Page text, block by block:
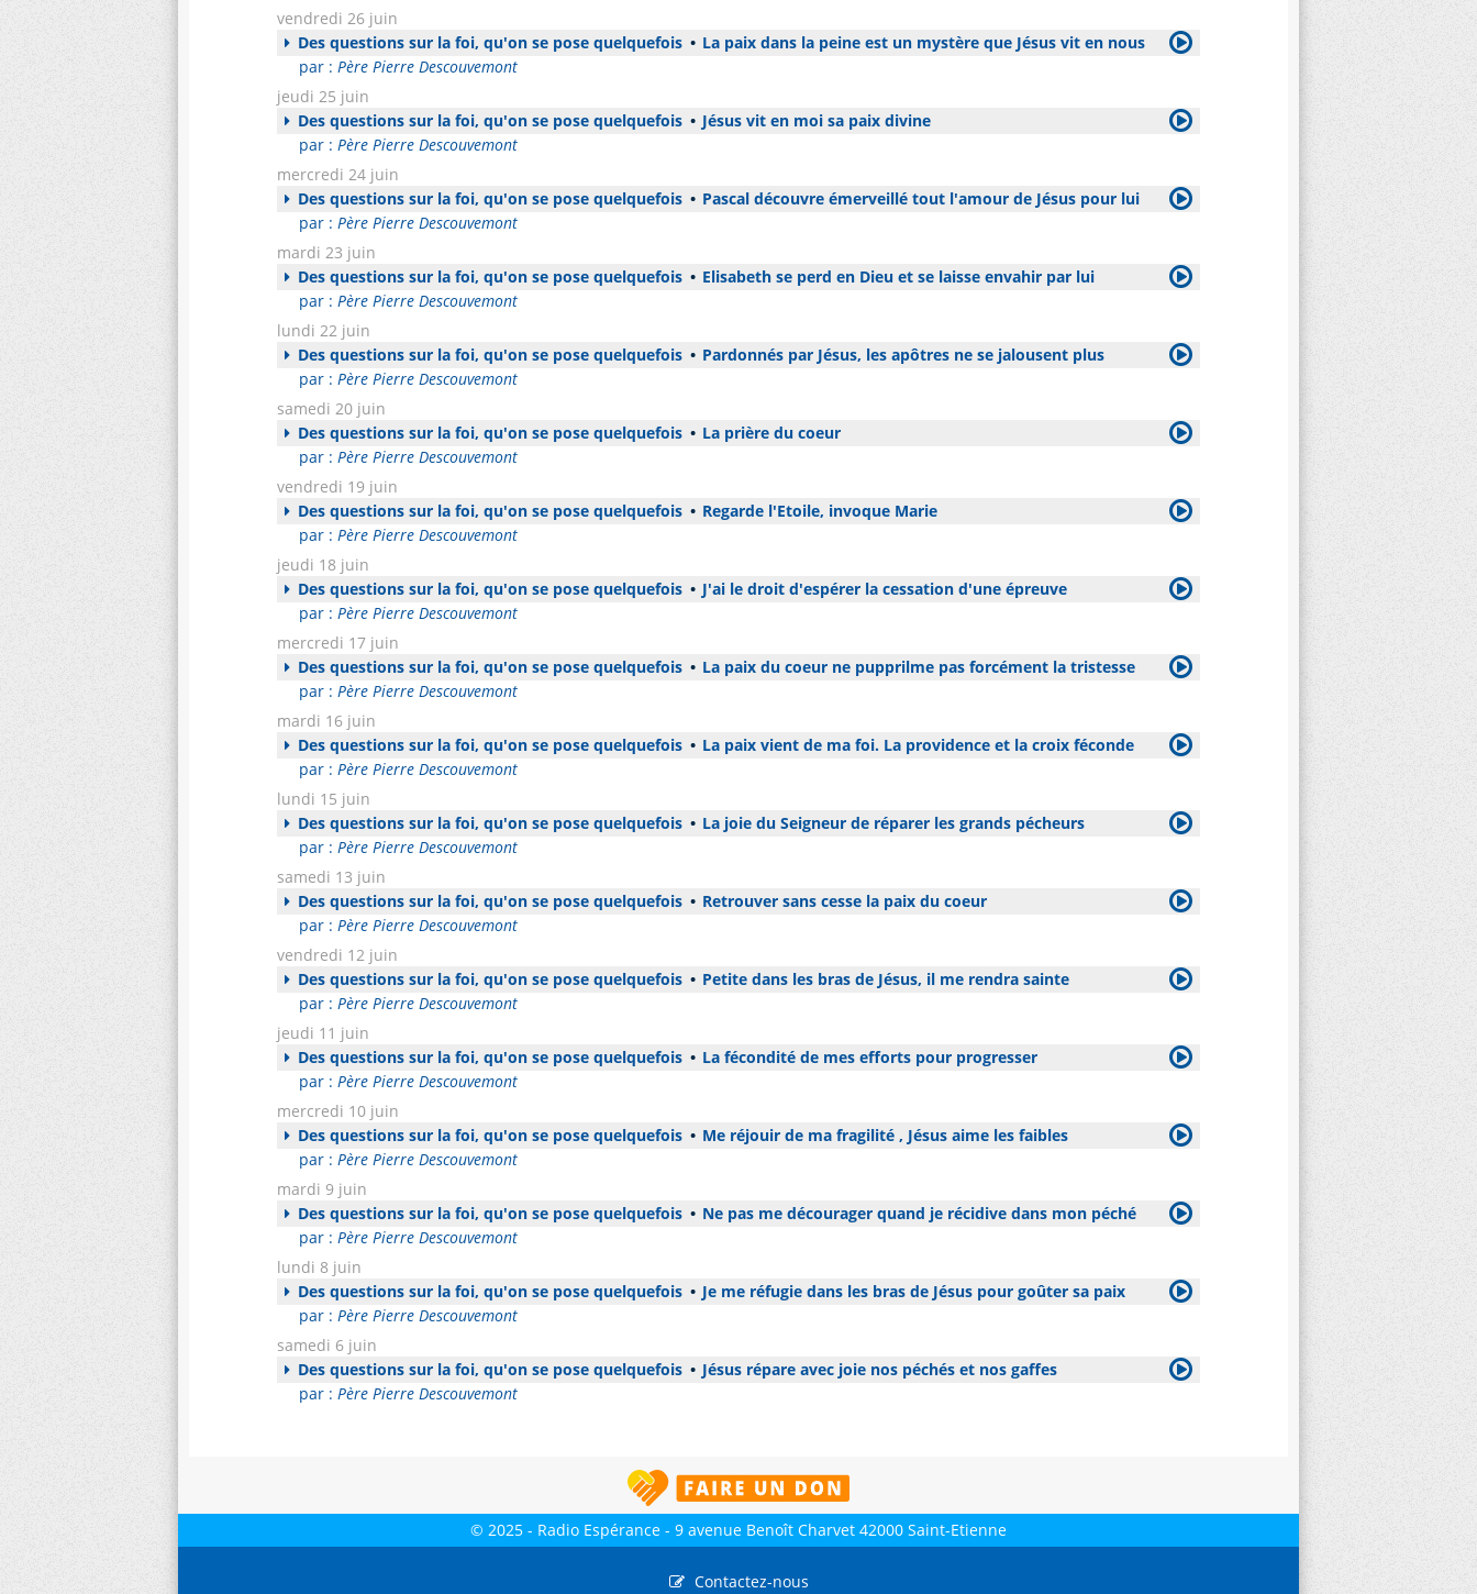
vendredi 26 juin
Des questions sur la foi, qu'on se pose quelquefois • La paix dans la peine est un mystère que Jésus vit en nous
par : Père Pierre Descouvemont
jeudi 25 juin
Des questions sur la foi, qu'on se pose quelquefois • Jésus vit en moi sa paix divine
par : Père Pierre Descouvemont
mercredi 24 juin
Des questions sur la foi, qu'on se pose quelquefois • Pascal découvre émerveillé tout l'amour de Jésus pour lui
par : Père Pierre Descouvemont
mardi 23 juin
Des questions sur la foi, qu'on se pose quelquefois • Elisabeth se perd en Dieu et se laisse envahir par lui
par : Père Pierre Descouvemont
lundi 22 juin
Des questions sur la foi, qu'on se pose quelquefois • Pardonnés par Jésus, les apôtres ne se jalousent plus
par : Père Pierre Descouvemont
samedi 20 juin
Des questions sur la foi, qu'on se pose quelquefois • La prière du coeur
par : Père Pierre Descouvemont
vendredi 19 juin
Des questions sur la foi, qu'on se pose quelquefois • Regarde l'Etoile, invoque Marie
par : Père Pierre Descouvemont
jeudi 18 juin
Des questions sur la foi, qu'on se pose quelquefois • J'ai le droit d'espérer la cessation d'une épreuve
par : Père Pierre Descouvemont
mercredi 17 juin
Des questions sur la foi, qu'on se pose quelquefois • La paix du coeur ne pupprilme pas forcément la tristesse
par : Père Pierre Descouvemont
mardi 16 juin
Des questions sur la foi, qu'on se pose quelquefois • La paix vient de ma foi. La providence et la croix féconde
par : Père Pierre Descouvemont
lundi 15 juin
Des questions sur la foi, qu'on se pose quelquefois • La joie du Seigneur de réparer les grands pécheurs
par : Père Pierre Descouvemont
samedi 13 juin
Des questions sur la foi, qu'on se pose quelquefois • Retrouver sans cesse la paix du coeur
par : Père Pierre Descouvemont
vendredi 12 juin
Des questions sur la foi, qu'on se pose quelquefois • Petite dans les bras de Jésus, il me rendra sainte
par : Père Pierre Descouvemont
jeudi 11 juin
Des questions sur la foi, qu'on se pose quelquefois • La fécondité de mes efforts pour progresser
par : Père Pierre Descouvemont
mercredi 10 juin
Des questions sur la foi, qu'on se pose quelquefois • Me réjouir de ma fragilité , Jésus aime les faibles
par : Père Pierre Descouvemont
mardi 9 juin
Des questions sur la foi, qu'on se pose quelquefois • Ne pas me décourager quand je récidive dans mon péché
par : Père Pierre Descouvemont
lundi 8 juin
Des questions sur la foi, qu'on se pose quelquefois • Je me réfugie dans les bras de Jésus pour goûter sa paix
par : Père Pierre Descouvemont
samedi 6 juin
Des questions sur la foi, qu'on se pose quelquefois • Jésus répare avec joie nos péchés et nos gaffes
par : Père Pierre Descouvemont
© 2025 - Radio Espérance - 9 avenue Benoît Charvet 42000 Saint-Etienne
Contactez-nous